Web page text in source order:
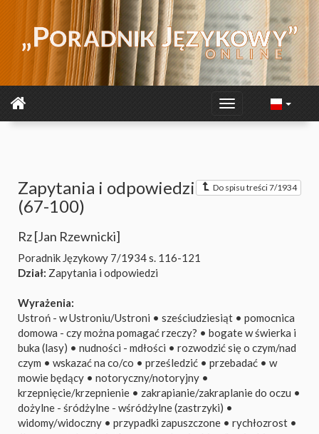
Do spisu treści 7/1934
Zapytania i odpowiedzi
(67-100)
Rz [Jan Rzewnicki]
Poradnik Językowy 7/1934s. 116-121
Dział: Zapytania i odpowiedzi
Wyrażenia:
Ustroń - w Ustroniu/Ustroni • sześciudziesiąt • pomocnica
domowa - czy można pomagać rzeczy? • bogate w świerka i
buka (lasy) • nudności - mdłości • rozwodzić się o czym/nad
czym • wskazać na co/co • prześledzić • przebadać • w
mowie będący • notoryczny/notoryjny •
krzepnięcie/krzepnienie • zakrapianie/zakraplanie do oczu •
dożylne - śródżylne - wśródżylne (zastrzyki) •
widomy/widoczny • przypadki zapuszczone • rychłozrost •